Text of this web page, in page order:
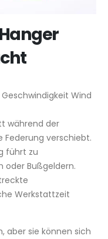
Wind
während der
verschiebt.
führt zu
oder Bußgeldern.
Werkstattzeit
aber sie können sich